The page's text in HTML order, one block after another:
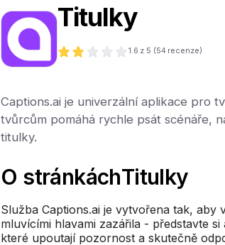
Titulky
1.6 z 5 (54 recenze)
Captions.ai je univerzální aplikace pro
tvůrcům pomáhá rychle psát scénáře,
titulky.
O stránkáchTitulky
Služba Captions.ai je vytvořena tak, aby
mluvícími hlavami zazářila - představte si
které upoutají pozornost a skutečně